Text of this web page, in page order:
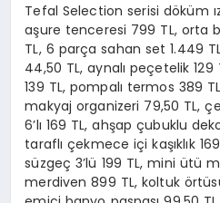
Tefal Selection serisi döküm
aşure tenceresi 799 TL, orta
TL, 6 parça sahan set 1.449
44,50 TL, aynalı peçetelik
139 TL, pompalı termos 389
makyaj organizeri 79,50 TL,
6’lı 169 TL, ahşap çubuklu
taraflı çekmece içi kaşıklık
süzgeç 3’lü 199 TL, mini ütü
merdiven 899 TL, koltuk